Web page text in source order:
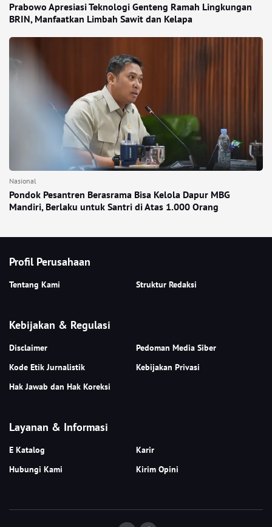
Prabowo Apresiasi Teknologi Genteng Ramah Lingkungan
BRIN, Manfaatkan Limbah Sawit dan Kelapa
Nasional
Pondok Pesantren Berasrama Bisa Kelola Dapur MBG
Mandiri, Berlaku untuk Santri di Atas 1.000 Orang
Profil Perusahaan
Tentang Kami Struktur Redaksi
Kebijakan & Regulasi
Disclaimer
Pedoman Media Siber
Kode Etik Jurnalistik
Kebijakan Privasi
Hak Jawab dan Hak Koreksi
Layanan & Informasi
E Katalog
Karir
Hubungi Kami
Kirim Opini